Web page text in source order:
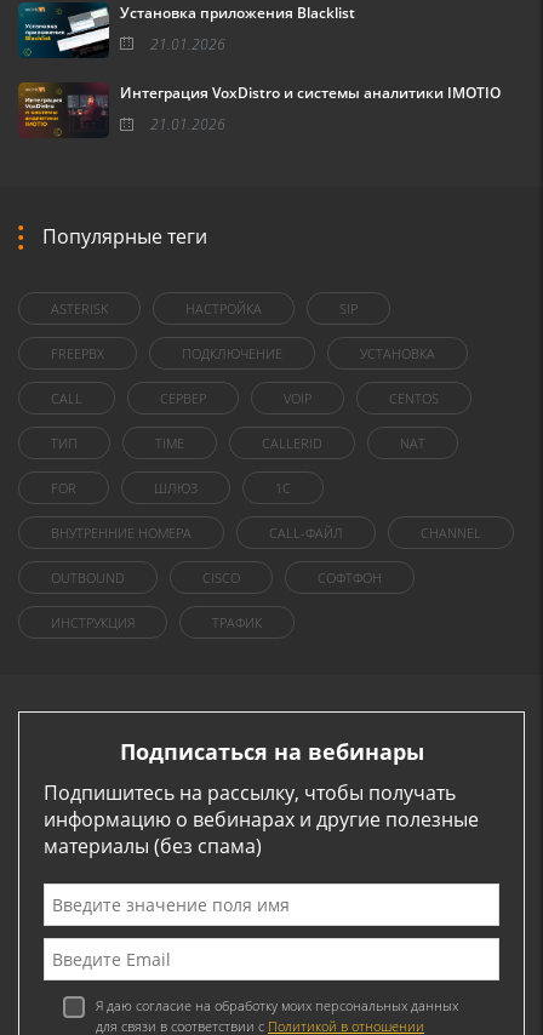
Установка приложения Blacklist
21.01.2026
Интеграция VoxDistro и системы аналитики IMOTIO
21.01.2026
Популярные теги
ASTERISK НАСТРОЙКА SIP
FREEPBX ПОДКЛЮЧЕНИЕ УСТАНОВКА
CALL СЕРВЕР VOIP CENTOS
ТИП TIME CALLERID NAT
FOR ШЛЮЗ 1C
ВНУТРЕННИЕ НОМЕРА CALL-ФАЙЛ CHANNEL
OUTBOUND CISCO СОФТФОН
ИНСТРУКЦИЯ ТРАФИК
Подписаться на вебинары
Подпишитесь на рассылку, чтобы получать
информацию о вебинарах и другие полезные
материалы (без спама)
Я даю согласие на обработку моих персональных данных
для связи в соответствии с Политикой в отношении